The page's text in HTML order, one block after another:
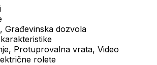
Građevinska dozvola
Protuprovalna vrata, Video
rolete